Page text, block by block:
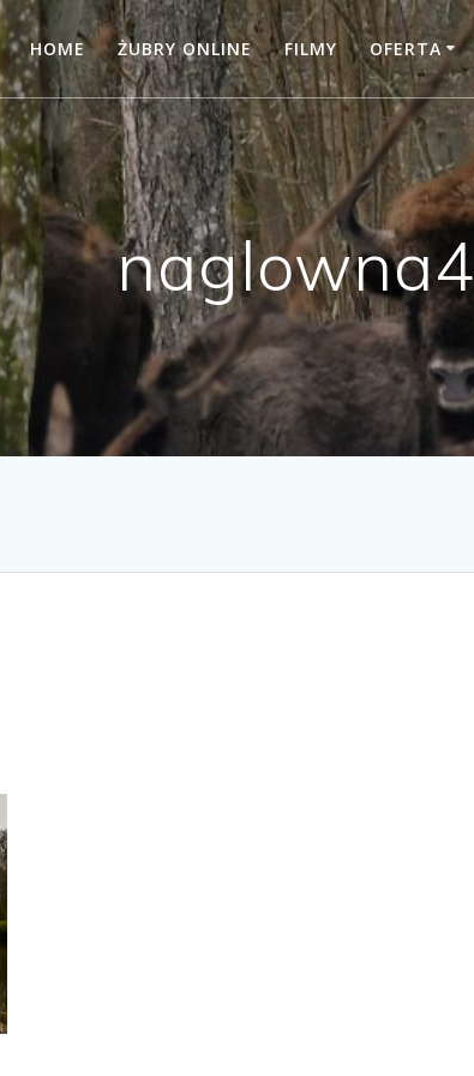
HOME ŻUBRY ONLINE FILMY OFERTA
naglowna4